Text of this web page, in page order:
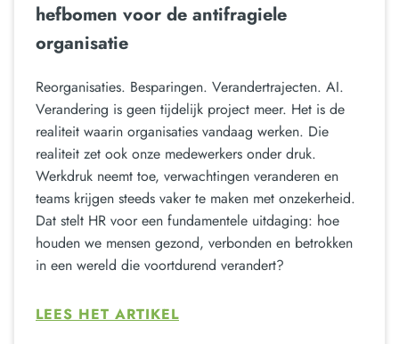
hefbomen voor de antifragiele
organisatie
Reorganisaties. Besparingen. Verandertrajecten. AI.
Verandering is geen tijdelijk project meer. Het is de
realiteit waarin organisaties vandaag werken. Die
realiteit zet ook onze medewerkers onder druk.
Werkdruk neemt toe, verwachtingen veranderen en
teams krijgen steeds vaker te maken met onzekerheid.
Dat stelt HR voor een fundamentele uitdaging: hoe
houden we mensen gezond, verbonden en betrokken
in een wereld die voortdurend verandert?
LEES HET ARTIKEL